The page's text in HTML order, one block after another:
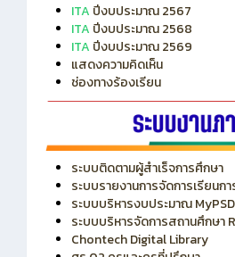
ITA ปีงบประมาณ 2567
ITA ปีงบประมาณ 2568
ITA ปีงบประมาณ 2569
แสดงความคิดเห็น
ช่องทางร้องเรียน
ระบบติดตามผู้สำเร็จการศึกษา
ระบบรายงานการจัดการเรียนก
ระบบบริหารงบประมาณ MyPSD
ระบบบริหารจัดการสถานศึกษา
Chontech Digital Library